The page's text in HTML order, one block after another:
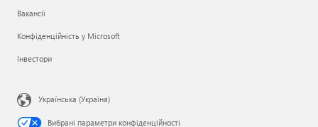
Вакансії
Конфіденційність у Microsoft
Інвестори
Українська (Україна)
Вибрані параметри конфіденційності